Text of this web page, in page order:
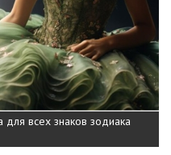
всех знаков зодиака